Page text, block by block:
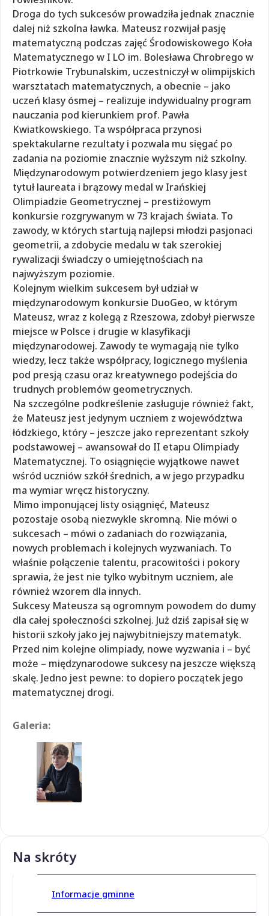
Droga do tych sukcesów prowadziła jednak znacznie
dalej niż szkolna ławka. Mateusz rozwijał pasję
matematyczną podczas zajęć Środowiskowego Koła
Matematycznego w I LO im. Bolesława Chrobrego w
Piotrkowie Trybunalskim, uczestniczył w olimpijskich
warsztatach matematycznych, a obecnie – jako
uczeń klasy ósmej – realizuje indywidualny program
nauczania pod kierunkiem prof. Pawła
Kwiatkowskiego. Ta współpraca przynosi
spektakularne rezultaty i pozwala mu sięgać po
zadania na poziomie znacznie wyższym niż szkolny.
Międzynarodowym potwierdzeniem jego klasy jest
tytuł laureata i brązowy medal w Irańskiej
Olimpiadzie Geometrycznej – prestiżowym
konkursie rozgrywanym w 73 krajach świata. To
zawody, w których startują najlepsi młodzi pasjonaci
geometrii, a zdobycie medalu w tak szerokiej
rywalizacji świadczy o umiejętnościach na
najwyższym poziomie.
Kolejnym wielkim sukcesem był udział w
międzynarodowym konkursie DuoGeo, w którym
Mateusz, wraz z kolegą z Rzeszowa, zdobył pierwsze
miejsce w Polsce i drugie w klasyfikacji
międzynarodowej. Zawody te wymagają nie tylko
wiedzy, lecz także współpracy, logicznego myślenia
pod presją czasu oraz kreatywnego podejścia do
trudnych problemów geometrycznych.
Na szczególne podkreślenie zasługuje również fakt,
że Mateusz jest jedynym uczniem z województwa
łódzkiego, który – jeszcze jako reprezentant szkoły
podstawowej – awansował do II etapu Olimpiady
Matematycznej. To osiągnięcie wyjątkowe nawet
wśród uczniów szkół średnich, a w jego przypadku
ma wymiar wręcz historyczny.
Mimo imponującej listy osiągnięć, Mateusz
pozostaje osobą niezwykle skromną. Nie mówi o
sukcesach – mówi o zadaniach do rozwiązania,
nowych problemach i kolejnych wyzwaniach. To
właśnie połączenie talentu, pracowitości i pokory
sprawia, że jest nie tylko wybitnym uczniem, ale
również wzorem dla innych.
Sukcesy Mateusza są ogromnym powodem do dumy
dla całej społeczności szkolnej. Już dziś zapisał się w
historii szkoły jako jej najwybitniejszy matematyk.
Przed nim kolejne olimpiady, nowe wyzwania i – być
może – międzynarodowe sukcesy na jeszcze większą
skalę. Jedno jest pewne: to dopiero początek jego
matematycznej drogi.
Galeria:
Na skróty
Informacje gminne